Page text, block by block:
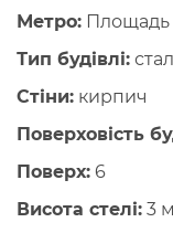
Метро: Площадь
Тип будівлі:
Стіни: кирпич
Поверховість
Поверх: 6
Висота стелі: 3